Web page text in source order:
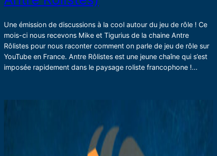
Une émission de discussions à la cool autour du jeu de rôle ! Ce
mois-ci nous recevons Mike et Tigurius de la chaine Antre
Rôlistes pour nous raconter comment on parle de jeu de rôle sur
YouTube en France. Antre Rôlistes est une jeune chaîne qui s’est
imposée rapidement dans le paysage roliste francophone !…